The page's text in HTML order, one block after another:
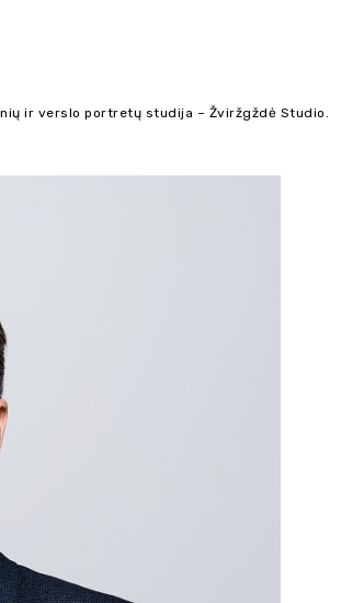
ir verslo portretų studija – Žviržgždė Studio.